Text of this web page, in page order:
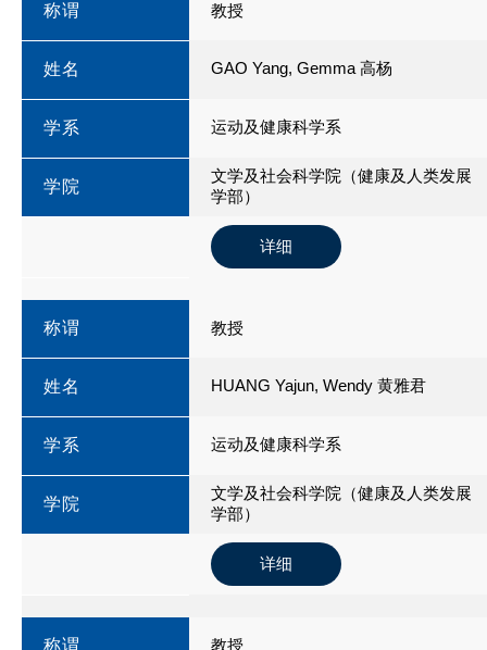
称谓 教授
姓名 GAO Yang, Gemma 高杨
学系 运动及健康科学系
学院
文学及社会科学院（健康及人类发展
学部）
详细
称谓 教授
姓名 HUANG Yajun, Wendy 黄雅君
学系 运动及健康科学系
学院
文学及社会科学院（健康及人类发展
学部）
详细
称谓 教授